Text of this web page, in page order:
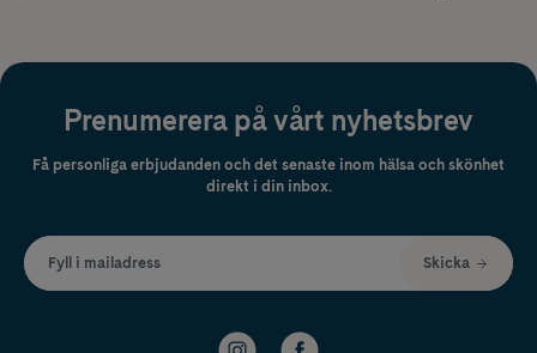
Prenumerera på vårt nyhetsbrev
Få personliga erbjudanden och det senaste inom hälsa och skönhet
direkt i din inbox.
Fyll i mailadress Skicka